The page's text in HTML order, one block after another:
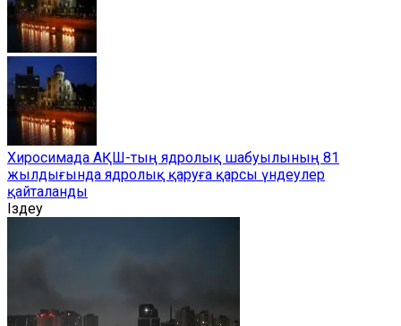
Хиросимада АҚШ-тың ядролық шабуылының 81
жылдығында ядролық қаруға қарсы үндеулер
қайталанды
Іздеу